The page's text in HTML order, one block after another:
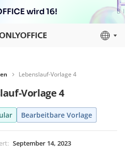
wird 16!
Lebenslauf-Vorlage 4
Vorlage 4
Bearbeitbare Vorlage
: September 14, 2023